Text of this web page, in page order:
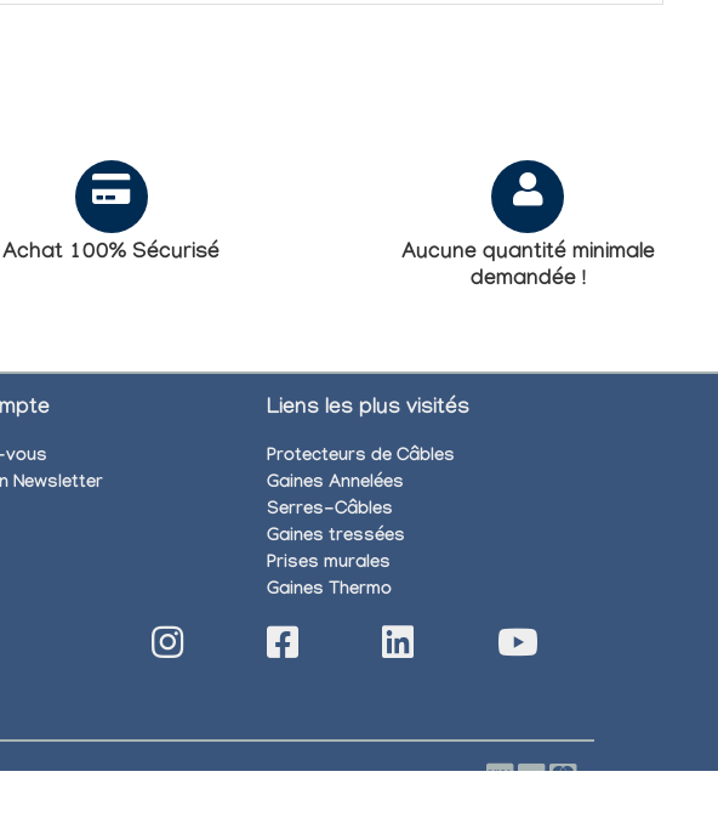
Achat 100% Sécurisé
Aucune quantité minimale
demandée !
vous
Newsletter
Liens les plus visités
Protecteurs de Câbles
Gaines Annelées
Serres-Câbles
Gaines tressées
Prises murales
Gaines Thermo